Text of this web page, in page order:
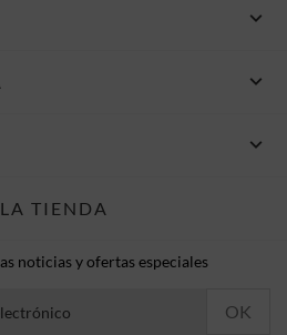



TIENDA
noticias y ofertas especiales